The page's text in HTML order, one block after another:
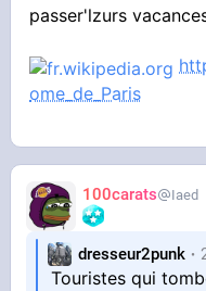
passer'lzurs
ome_de_Paris
100carats Iaed
dresseur2punk
Touristes qui